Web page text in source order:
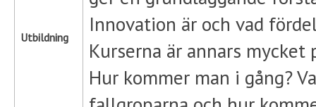
Utbildning
Innovation är och vad
Kurserna är annars
Hur kommer man i gång?